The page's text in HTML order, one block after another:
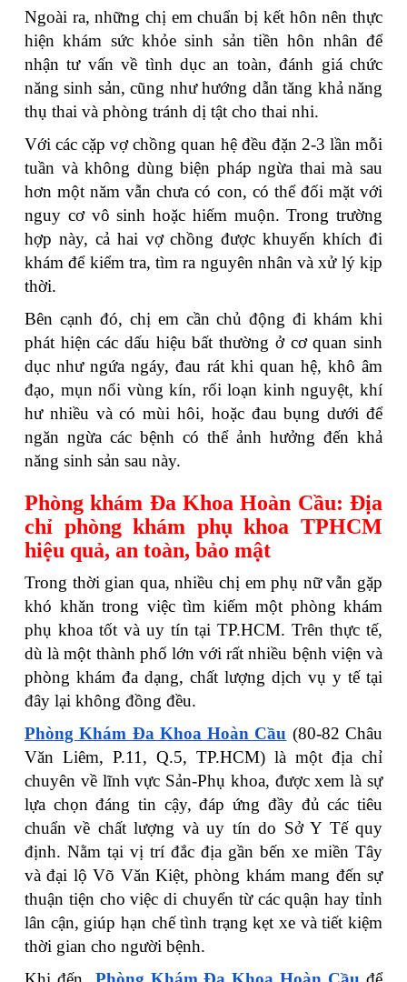
Ngoài ra, những chị em chuẩn bị kết hôn nên thực
hiện khám sức khỏe sinh sản tiền hôn nhân để
nhận tư vấn về tình dục an toàn, đánh giá chức
năng sinh sản, cũng như hướng dẫn tăng khả năng
thụ thai và phòng tránh dị tật cho thai nhi.
Với các cặp vợ chồng quan hệ đều đặn 2-3 lần mỗi
tuần và không dùng biện pháp ngừa thai mà sau
hơn một năm vẫn chưa có con, có thể đối mặt với
nguy cơ vô sinh hoặc hiếm muộn. Trong trường
hợp này, cả hai vợ chồng được khuyến khích đi
khám để kiểm tra, tìm ra nguyên nhân và xử lý kịp
thời.
Bên cạnh đó, chị em cần chủ động đi khám khi
phát hiện các dấu hiệu bất thường ở cơ quan sinh
dục như ngứa ngáy, đau rát khi quan hệ, khô âm
đạo, mụn nổi vùng kín, rối loạn kinh nguyệt, khí
hư nhiều và có mùi hôi, hoặc đau bụng dưới để
ngăn ngừa các bệnh có thể ảnh hưởng đến khả
năng sinh sản sau này.
Phòng khám Đa Khoa Hoàn Cầu: Địa
chỉ phòng khám phụ khoa TPHCM
hiệu quả, an toàn, bảo mật
Trong thời gian qua, nhiều chị em phụ nữ vẫn gặp
khó khăn trong việc tìm kiếm một phòng khám
phụ khoa tốt và uy tín tại TP.HCM. Trên thực tế,
dù là một thành phố lớn với rất nhiều bệnh viện và
phòng khám đa dạng, chất lượng dịch vụ y tế tại
đây lại không đồng đều.
Phòng Khám Đa Khoa Hoàn Cầu (80-82 Châu
Văn Liêm, P.11, Q.5, TP.HCM) là một địa chỉ
chuyên về lĩnh vực Sản-Phụ khoa, được xem là sự
lựa chọn đáng tin cậy, đáp ứng đầy đủ các tiêu
chuẩn về chất lượng và uy tín do Sở Y Tế quy
định. Nằm tại vị trí đắc địa gần bến xe miền Tây
và đại lộ Võ Văn Kiệt, phòng khám mang đến sự
thuận tiện cho việc di chuyển từ các quận hay tỉnh
lân cận, giúp hạn chế tình trạng kẹt xe và tiết kiệm
thời gian cho người bệnh.